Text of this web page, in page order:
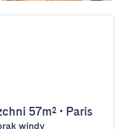
57m² • Paris
windy